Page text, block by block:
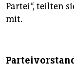
Partei“, teilten
mit.